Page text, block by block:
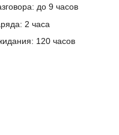
до 9 часов
2 часа
120 часов